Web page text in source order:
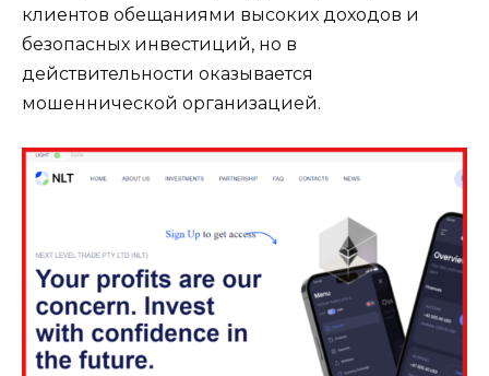
клиентов обещаниями высоких доходов и
безопасных инвестиций, но в
действительности оказывается
мошеннической организацией.